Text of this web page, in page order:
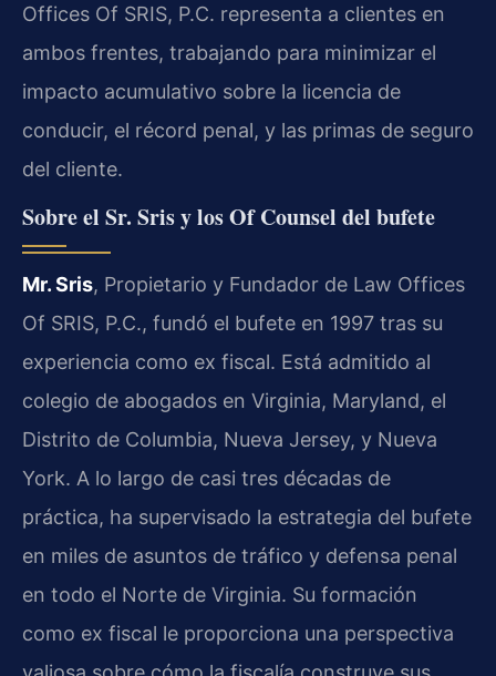
Offices Of SRIS, P.C. representa a clientes en
ambos frentes, trabajando para minimizar el
impacto acumulativo sobre la licencia de
conducir, el récord penal, y las primas de seguro
del cliente.
Sobre el Sr. Sris y los Of Counsel del bufete
Mr. Sris, Propietario y Fundador de Law Offices
Of SRIS, P.C., fundó el bufete en 1997 tras su
experiencia como ex fiscal. Está admitido al
colegio de abogados en Virginia, Maryland, el
Distrito de Columbia, Nueva Jersey, y Nueva
York. A lo largo de casi tres décadas de
práctica, ha supervisado la estrategia del bufete
en miles de asuntos de tráfico y defensa penal
en todo el Norte de Virginia. Su formación
como ex fiscal le proporciona una perspectiva